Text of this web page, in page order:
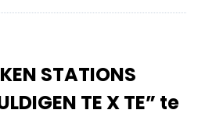
STATIONS
TE X TE” te